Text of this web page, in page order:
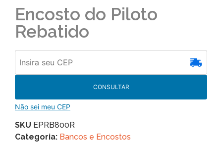
Encosto do Piloto
Rebatido
CONSULTAR
Não sei meu CEP
SKU EPRB800R
Categoria: Bancos e Encostos